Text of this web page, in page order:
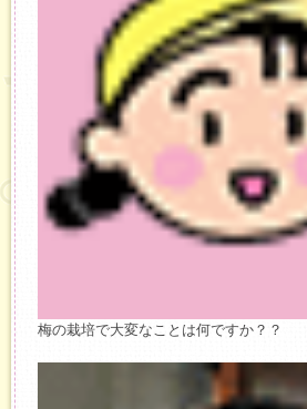
梅の栽培で大変なことは何ですか？？